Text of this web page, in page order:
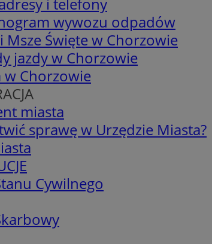
wywozu odpadów
Msze Święte w Chorzowie
jazdy w Chorzowie
w Chorzowie
miasta
sprawę w Urzędzie Miasta?
Cywilnego